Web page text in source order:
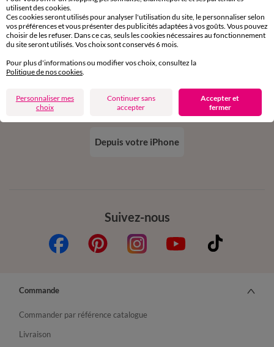
Suivez-nous
Téléchargez l’application
Depuis votre iPhone
Commande
Commander par référence catalogue
Livraison
utilisent des cookies.
Ces cookies seront utilisés pour analyser l'utilisation du site, le personnaliser selon
vos préférences et vous présenter des publicités adaptées à vos goûts. Vous pouvez
choisir de les refuser. Dans ce cas, seuls les cookies nécessaires au fonctionnement
du site seront utilisés. Vos choix sont conservés 6 mois.
Pour plus d'informations ou modifier vos choix, consultez la
Politique de nos cookies.
Personnaliser mes
choix
Continuer sans
accepter
Accepter et
fermer